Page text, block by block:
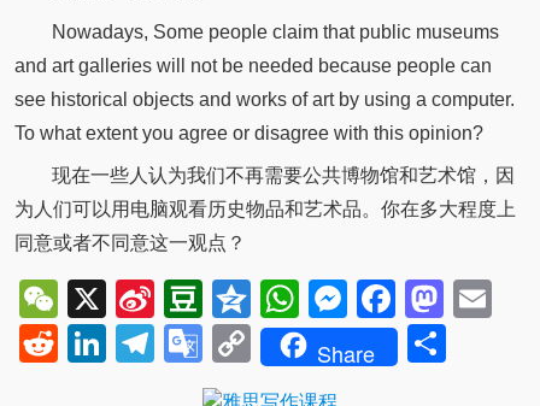
Nowadays, Some people claim that public museums
and art galleries will not be needed because people can
see historical objects and works of art by using a computer.
To what extent you agree or disagree with this opinion?
现在一些人认为我们不再需要公共博物馆和艺术馆，因
为人们可以用电脑观看历史物品和艺术品。你在多大程度上
同意或者不同意这一观点？
WeChat
X
Sina
Weibo
Douban
QzoneWhatsApp
Messenger
RedditLinkedIn
Telegram
Google
Translate
Copy
Link
Share